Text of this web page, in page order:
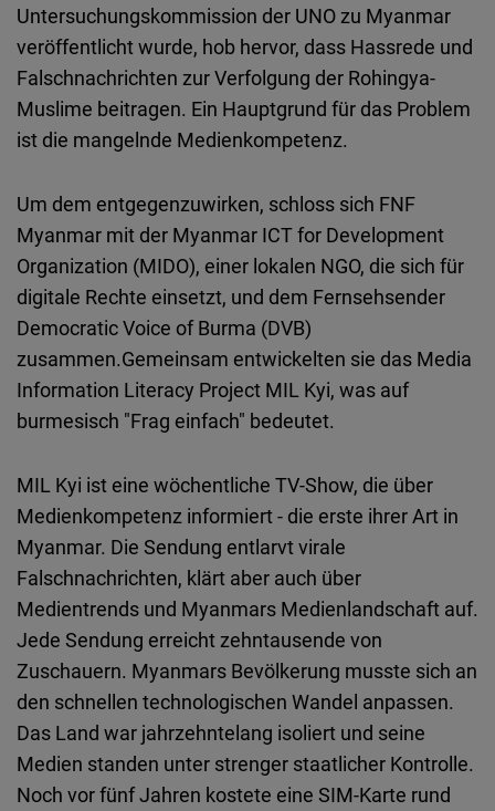
Untersuchungskommission der UNO zu Myanmar
veröffentlicht wurde, hob hervor, dass Hassrede und
Falschnachrichten zur Verfolgung der Rohingya-
Muslime beitragen. Ein Hauptgrund für das Problem
ist die mangelnde Medienkompetenz.
Um dem entgegenzuwirken, schloss sich FNF
Myanmar mit der Myanmar ICT for Development
Organization (MIDO), einer lokalen NGO, die sich für
digitale Rechte einsetzt, und dem Fernsehsender
Democratic Voice of Burma (DVB)
zusammen.Gemeinsam entwickelten sie das Media
Information Literacy Project MIL Kyi, was auf
burmesisch "Frag einfach" bedeutet.
MIL Kyi ist eine wöchentliche TV-Show, die über
Medienkompetenz informiert - die erste ihrer Art in
Myanmar. Die Sendung entlarvt virale
Falschnachrichten, klärt aber auch über
Medientrends und Myanmars Medienlandschaft auf.
Jede Sendung erreicht zehntausende von
Zuschauern. Myanmars Bevölkerung musste sich an
den schnellen technologischen Wandel anpassen.
Das Land war jahrzehntelang isoliert und seine
Medien standen unter strenger staatlicher Kontrolle.
Noch vor fünf Jahren kostete eine SIM-Karte rund
Cloudinary
Flickr
Embed
Embed
Podigee
Embed
D.Vinci
Embed
Embed